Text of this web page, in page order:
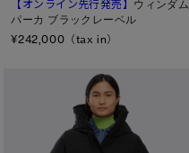
TEI5：-30℃以下
S/M
L/XL
【オンライン先行発売】 ウィンダム
パーカ ブラックレーベル
¥242,000（tax in）